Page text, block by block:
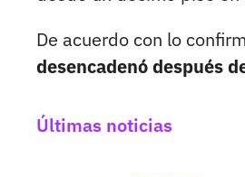
De acuerdo con lo
desencadenó después
Últimas noticias